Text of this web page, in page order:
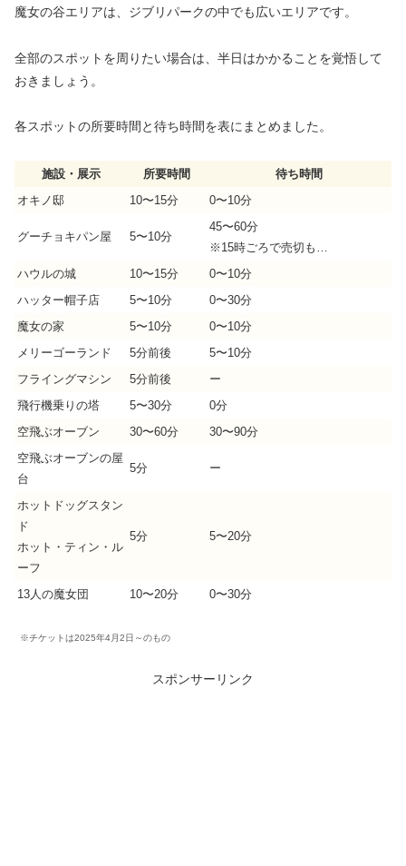
魔女の谷エリアは、ジブリパークの中でも広いエリアです。
全部のスポットを周りたい場合は、半日はかかることを覚悟して
おきましょう。
各スポットの所要時間と待ち時間を表にまとめました。
施設・展示 所要時間
待ち時間
オキノ邸
10〜15分 0〜10分
グーチョキパン屋 5〜10分
45〜60分
※15時ごろで売切も…
ハウルの城
10〜15分
0〜10分
ハッター帽子店
5〜10分
0〜30分
魔女の家
5〜10分
0〜10分
メリーゴーランド
5分前後
5〜10分
フライングマシン
5分前後
ー
飛行機乗りの塔
5〜30分
0分
空飛ぶオーブン
30〜60分
30〜90分
空飛ぶオーブンの屋
台
5分 ー
ホットドッグスタン
ド
ホット・ティン・ル
ーフ
5分 5〜20分
13人の魔女団 10〜20分 0〜30分
※チケットは2025年4月2日～のもの
スポンサーリンク